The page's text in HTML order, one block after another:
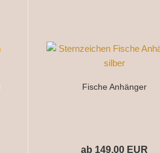
Fische Anhänger
ab 149,00 EUR